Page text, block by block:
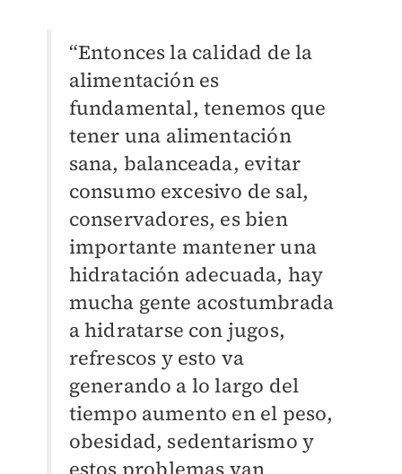
“Entonces la calidad de la
alimentación es
fundamental, tenemos que
tener una alimentación
sana, balanceada, evitar
consumo excesivo de sal,
conservadores, es bien
importante mantener una
hidratación adecuada, hay
mucha gente acostumbrada
a hidratarse con jugos,
refrescos y esto va
generando a lo largo del
tiempo aumento en el peso,
obesidad, sedentarismo y